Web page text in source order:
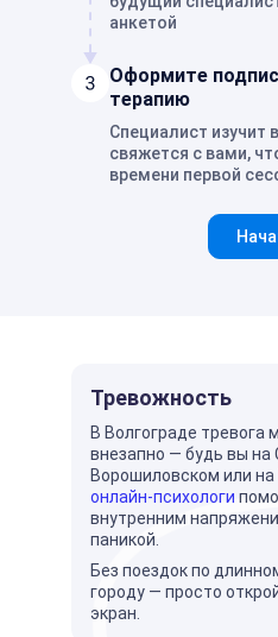
анкетой
Оформите
терапию
Специалист изучит
свяжется с вами,
времени первой
Тревожность
В Волгограде тревога
внезапно — будь вы на
Ворошиловском или
онлайн-психологи
внутренним
паникой.
Без поездок по
городу — просто
экран.